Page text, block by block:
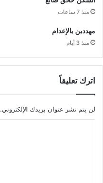
منذ 7 ساعات
مهددين بالإعدام
منذ 3 أيام
اترك تعليقاً
لن يتم نشر عنوان بريدك الإلكتروني.